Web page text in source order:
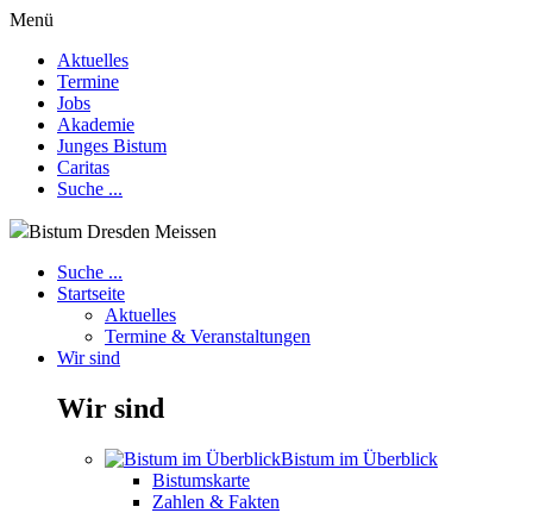
Menü
Aktuelles
Termine
Jobs
Akademie
Junges Bistum
Caritas
Suche ...
Bistum Dresden Meissen
Suche ...
Startseite
Aktuelles
Termine & Veranstaltungen
Wir sind
Wir sind
Bistum im Überblick
Bistumskarte
Zahlen & Fakten